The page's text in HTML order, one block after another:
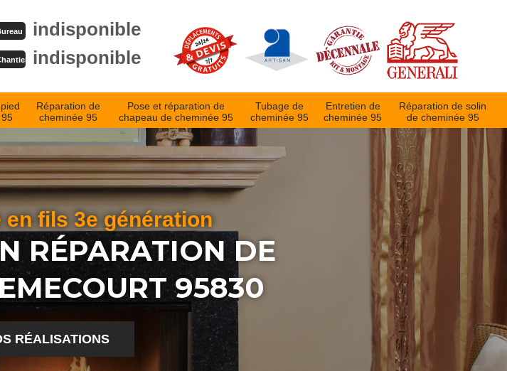
indisponible
indisponible
Réparation de
cheminée 95
Pose et réparation de
chapeau de cheminée 95
Tubage de
cheminée 95
Entretien de
cheminée 95
Réparation de solin
de cheminée 95
fils 3e génération
RÉPARATION DE
95830
RÉALISATIONS